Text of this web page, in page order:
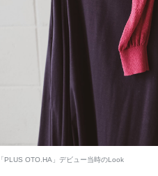
「PLUS OTO.HA」デビュー当時のLook